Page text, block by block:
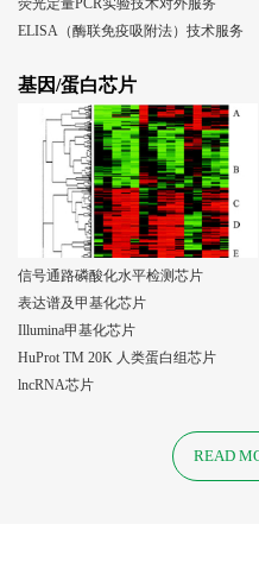
荧光定量PCR实验技术对外服务
ELISA（酶联免疫吸附法）技术服务
基因/蛋白芯片
信号通路磷酸化水平检测芯片
表达谱及甲基化芯片
Illumina甲基化芯片
HuProt TM 20K 人类蛋白组芯片
lncRNA芯片
READ